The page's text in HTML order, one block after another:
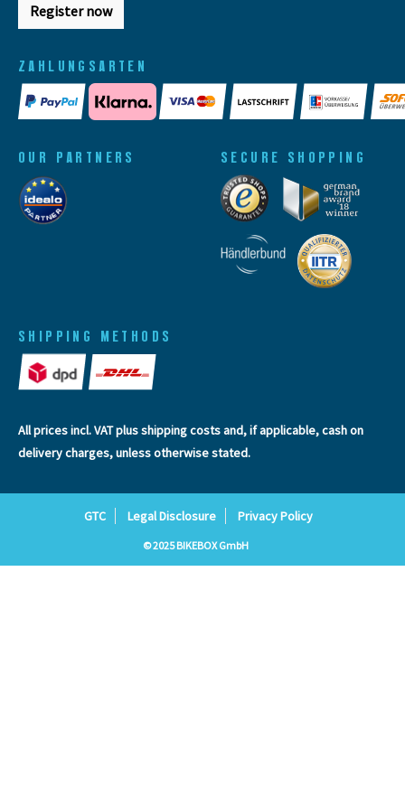
Register now
ZAHLUNGSARTEN
SHIPPING METHODS
OUR PARTNERS SECURE SHOPPING
All prices incl. VAT plusshipping costsand, if applicable, cash on
delivery charges, unless otherwise stated.
GTC Legal Disclosure Privacy Policy
© 2025 BIKEBOX GmbH